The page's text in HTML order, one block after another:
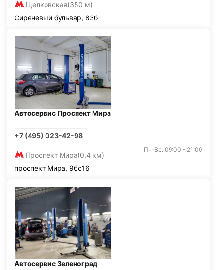
Щелковская(350 м)
Сиреневый бульвар, 83б
Автосервис Проспект Мира
+7 (495) 023-42-98
Проспект Мира(0,4 км)
Пн-Вс: 09:00 - 21:00
проспект Мира, 96с16
Автосервис Зеленоград